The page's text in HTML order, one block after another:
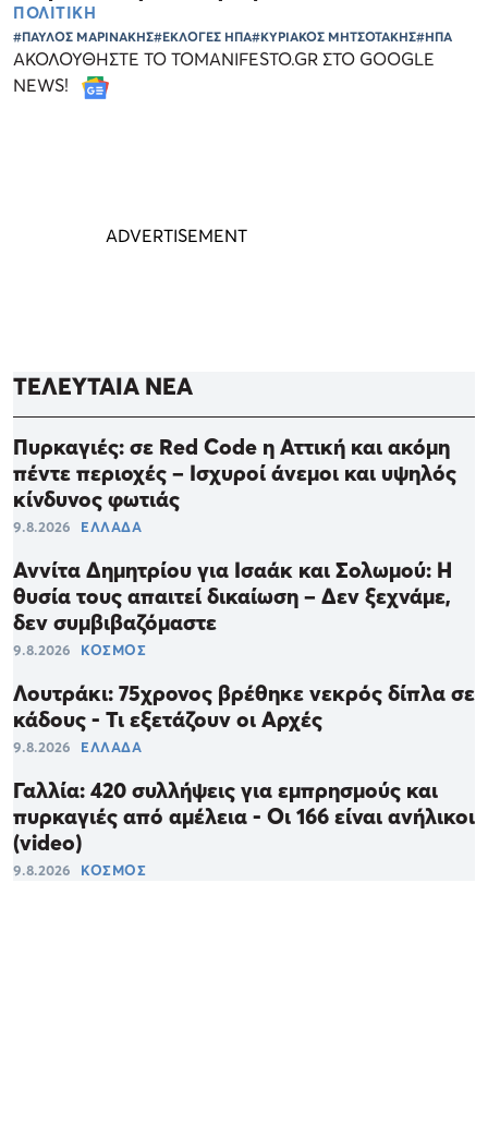
ΠΟΛΙΤΙΚΗ
#ΠΑΥΛΟΣ ΜΑΡΙΝΑΚΗΣ#ΕΚΛΟΓΕΣ ΗΠΑ#ΚΥΡΙΑΚΟΣ ΜΗΤΣΟΤΑΚΗΣ#ΗΠΑ
ΑΚΟΛΟΥΘΗΣΤΕ ΤΟ TOMANIFESTO.GR ΣΤΟ GOOGLE
NEWS!
ΤΕΛΕΥΤΑΙΑ ΝΕΑ
Πυρκαγιές: σε Red Code η Αττική και ακόμη
πέντε περιοχές – Ισχυροί άνεμοι και υψηλός
κίνδυνος φωτιάς
9.8.2026 ΕΛΛΑΔΑ
Αννίτα Δημητρίου για Ισαάκ και Σολωμού: Η
θυσία τους απαιτεί δικαίωση – Δεν ξεχνάμε,
δεν συμβιβαζόμαστε
9.8.2026 ΚΟΣΜΟΣ
Λουτράκι: 75χρονος βρέθηκε νεκρός δίπλα σε
κάδους - Τι εξετάζουν οι Αρχές
9.8.2026 ΕΛΛΑΔΑ
Γαλλία: 420 συλλήψεις για εμπρησμούς και
πυρκαγιές από αμέλεια - Οι 166 είναι ανήλικοι
(video)
9.8.2026 ΚΟΣΜΟΣ